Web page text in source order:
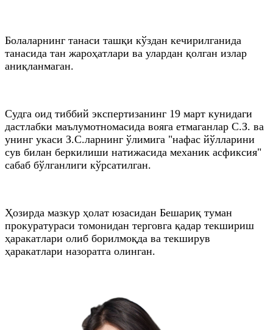
Болаларнинг танаси ташқи кўздан кечирилганида
танасида тан жароҳатлари ва улардан қолган излар
аниқланмаган.
Судга оид тиббий экспертизанинг 19 март кунидаги
дастлабки маълумотномасида вояга етмаганлар С.З. ва
унинг укаси З.С.ларнинг ўлимига "нафас йўлларини
сув билан беркилиши натижасида механик асфиксия"
сабаб бўлганлиги кўрсатилган.
Ҳозирда мазкур ҳолат юзасидан Бешариқ туман
прокуратураси томонидан терговга қадар текшириш
ҳаракатлари олиб борилмоқда ва текширув
ҳаракатлари назоратга олинган.